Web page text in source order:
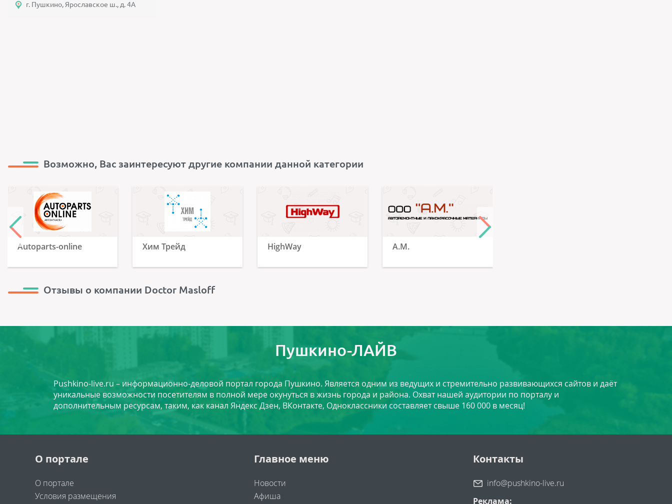
г. Пушкино, Ярославское ш., д. 4А
Возможно, Вас заинтересуют другие компании данной категории
Autoparts-online Хим Трейд HighWay А.М.
Отзывы о компании Doctor Masloff
Пушкино-ЛАЙВ
Pushkino-live.ru – информационно-деловой портал города Пушкино. Является одним из ведущих и стремительно развивающихся сайтов и даёт
уникальные возможности посетителям в полной мере окунуться в жизнь города и района. Охват нашей аудитории по порталу и
дополнительным ресурсам, таким, как канал Яндекс Дзен, ВКонтакте, Одноклассники составляет свыше 160 000 в месяц!
О портале
О портале
Условия размещения
Главное меню
Новости
Афиша
Контакты
info@pushkino-live.ru
Реклама: